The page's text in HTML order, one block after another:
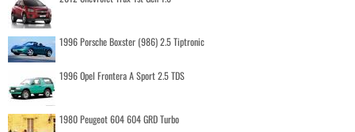
1996 Porsche Boxster (986) 2.5 Tiptronic
1996 Opel Frontera A Sport 2.5 TDS
1980 Peugeot 604 604 GRD Turbo